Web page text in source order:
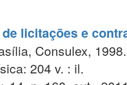
licitações e
Consulex, 1998.
204 v. : il.